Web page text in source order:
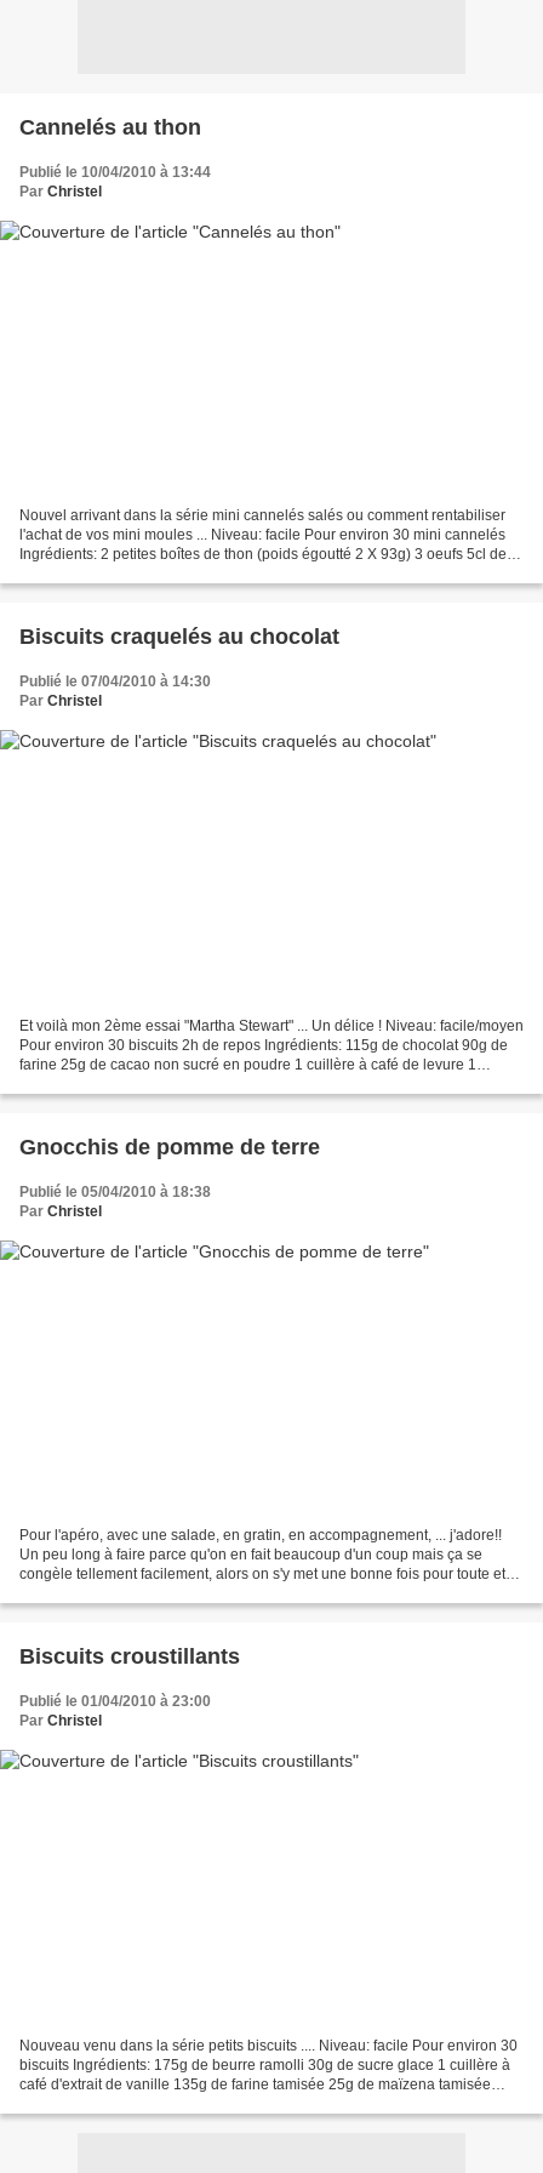
Cannelés au thon
Publié le 10/04/2010 à 13:44
Par Christel
Nouvel arrivant dans la série mini cannelés salés ou comment rentabiliser
l'achat de vos mini moules ... Niveau: facile Pour environ 30 mini cannelés
Ingrédients: 2 petites boîtes de thon (poids égoutté 2 X 93g) 3 oeufs 5cl de
Biscuits craquelés au chocolat
Publié le 07/04/2010 à 14:30
Par Christel
Et voilà mon 2ème essai "Martha Stewart" ... Un délice ! Niveau: facile/moyen
Pour environ 30 biscuits 2h de repos Ingrédients: 115g de chocolat 90g de
farine 25g de cacao non sucré en poudre 1 cuillère à café de levure 1
Gnocchis de pomme de terre
Publié le 05/04/2010 à 18:38
Par Christel
Pour l'apéro, avec une salade, en gratin, en accompagnement, ... j'adore!!
Un peu long à faire parce qu'on en fait beaucoup d'un coup mais ça se
congèle tellement facilement, alors on s'y met une bonne fois pour toute et
Biscuits croustillants
Publié le 01/04/2010 à 23:00
Par Christel
Nouveau venu dans la série petits biscuits .... Niveau: facile Pour environ 30
biscuits Ingrédients: 175g de beurre ramolli 30g de sucre glace 1 cuillère à
café d'extrait de vanille 135g de farine tamisée 25g de maïzena tamisée